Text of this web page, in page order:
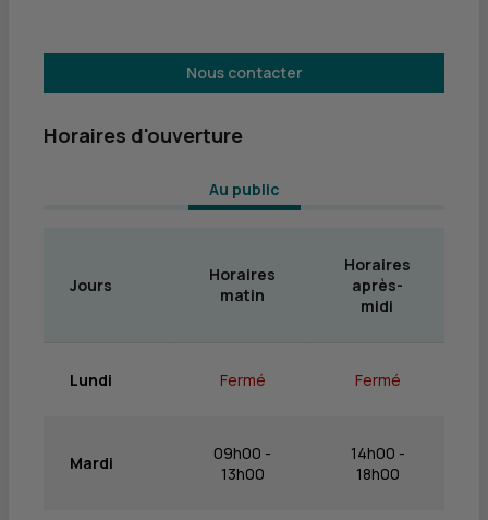
Nous contacter
Horaires d'ouverture
Au public
Jours
Horaires
matin
Horaires
après-
midi
Lundi Fermé Fermé
Mardi
09h00 -
13h00
14h00 -
18h00